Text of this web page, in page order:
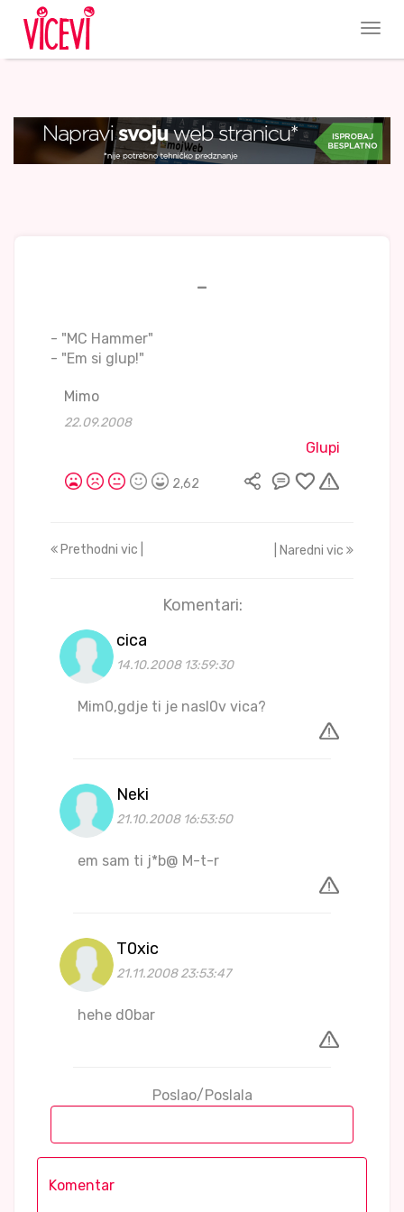
-
- "MC Hammer"
- "Em si glup!"
Mimo
22.09.2008
Glupi
2,62
Prethodni vic | | Naredni vic
Komentari:
cica
14.10.2008 13:59:30
Mim0,gdje ti je nasl0v vica?
Neki
21.10.2008 16:53:50
em sam ti j*b@ M-t-r
T0xic
21.11.2008 23:53:47
hehe d0bar
Poslao/Poslala